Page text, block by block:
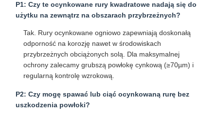
P1: Czy te ocynkowane rury kwadratowe nadają się do
użytku na zewnątrz na obszarach przybrzeżnych?
Tak. Rury ocynkowane ogniowo zapewniają doskonałą
odporność na korozję nawet w środowiskach
przybrzeżnych obciążonych solą. Dla maksymalnej
ochrony zalecamy grubszą powłokę cynkową (≥70µm) i
regularną kontrolę wzrokową.
P2: Czy mogę spawać lub ciąć ocynkowaną rurę bez
uszkodzenia powłoki?